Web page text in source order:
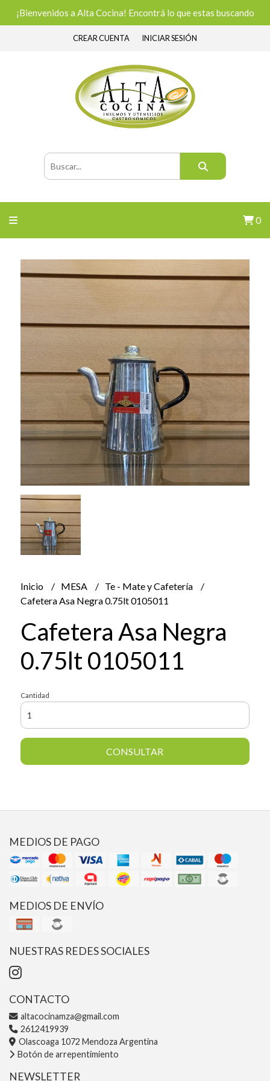
¡Bienvenidos a Alta Cocina! Encontrá lo que estas buscando
CREAR CUENTA INICIAR SESIÓN
0
Inicio MESA
Te - Mate y Cafetería
Cafetera Asa Negra 0.75lt 0105011
Cafetera Asa Negra
0.75lt 0105011
Cantidad
CONSULTAR
MEDIOS DE PAGO
MEDIOS DE ENVÍO
NUESTRAS REDES SOCIALES
CONTACTO
altacocinamza@gmail.com
2612419939
Olascoaga 1072 Mendoza Argentina
Botón de arrepentimiento
NEWSLETTER